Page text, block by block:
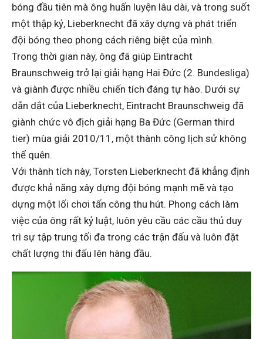
bóng đầu tiên mà ông huấn luyện lâu dài, và trong suốt
một thập kỷ, Lieberknecht đã xây dựng và phát triển
đội bóng theo phong cách riêng biệt của mình.
Trong thời gian này, ông đã giúp Eintracht
Braunschweig trở lại giải hạng Hai Đức (2. Bundesliga)
và giành được nhiều chiến tích đáng tự hào. Dưới sự
dẫn dắt của Lieberknecht, Eintracht Braunschweig đã
giành chức vô địch giải hạng Ba Đức (German third
tier) mùa giải 2010/11, một thành công lịch sử không
thể quên.
Với thành tích này, Torsten Lieberknecht đã khẳng định
được khả năng xây dựng đội bóng mạnh mẽ và tạo
dựng một lối chơi tấn công thu hút. Phong cách làm
việc của ông rất kỷ luật, luôn yêu cầu các cầu thủ duy
trì sự tập trung tối đa trong các trận đấu và luôn đặt
chất lượng thi đấu lên hàng đầu.